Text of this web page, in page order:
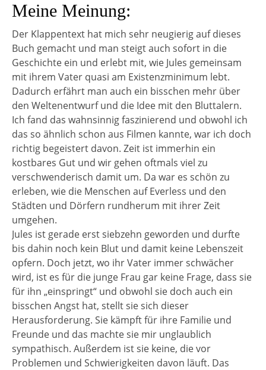
Meine Meinung:
Der Klappentext hat mich sehr neugierig auf dieses
Buch gemacht und man steigt auch sofort in die
Geschichte ein und erlebt mit, wie Jules gemeinsam
mit ihrem Vater quasi am Existenzminimum lebt.
Dadurch erfährt man auch ein bisschen mehr über
den Weltenentwurf und die Idee mit den Bluttalern.
Ich fand das wahnsinnig faszinierend und obwohl ich
das so ähnlich schon aus Filmen kannte, war ich doch
richtig begeistert davon. Zeit ist immerhin ein
kostbares Gut und wir gehen oftmals viel zu
verschwenderisch damit um. Da war es schön zu
erleben, wie die Menschen auf Everless und den
Städten und Dörfern rundherum mit ihrer Zeit
umgehen.
Jules ist gerade erst siebzehn geworden und durfte
bis dahin noch kein Blut und damit keine Lebenszeit
opfern. Doch jetzt, wo ihr Vater immer schwächer
wird, ist es für die junge Frau gar keine Frage, dass sie
für ihn „einspringt“ und obwohl sie doch auch ein
bisschen Angst hat, stellt sie sich dieser
Herausforderung. Sie kämpft für ihre Familie und
Freunde und das machte sie mir unglaublich
sympathisch. Außerdem ist sie keine, die vor
Problemen und Schwierigkeiten davon läuft. Das